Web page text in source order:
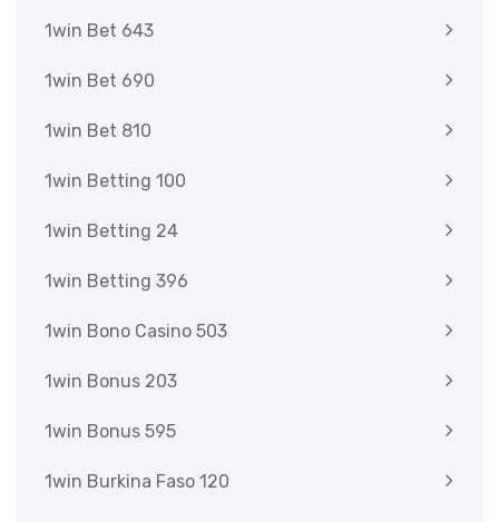
1win Bet 643
1win Bet 690
1win Bet 810
1win Betting 100
1win Betting 24
1win Betting 396
1win Bono Casino 503
1win Bonus 203
1win Bonus 595
1win Burkina Faso 120